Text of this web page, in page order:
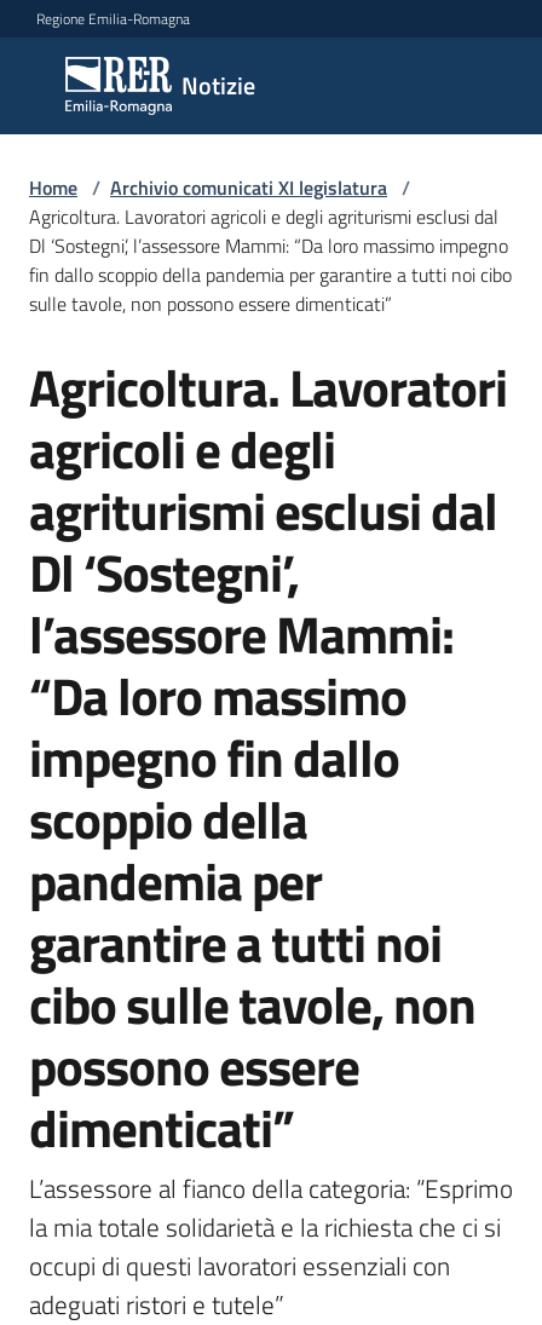
Vai al contenuto
Vai alla navigazione
Vai al footer
Regione Emilia-Romagna
Notizie
Notizie
Comunicati
stampa
Cerca
un
Risorse
Agenzia
di
informazione
e
comunicazione
Seguici
su
Home / Archivio comunicati XI legislatura /
Agricoltura. Lavoratori agricoli e degli agriturismi esclusi dal
Dl ‘Sostegni’, l’assessore Mammi: “Da loro massimo impegno
fin dallo scoppio della pandemia per garantire a tutti noi cibo
sulle tavole, non possono essere dimenticati”
Salta al contenuto
Agricoltura. Lavoratori
agricoli e degli
agriturismi esclusi dal
Dl ‘Sostegni’,
l’assessore Mammi:
“Da loro massimo
impegno fin dallo
scoppio della
pandemia per
garantire a tutti noi
cibo sulle tavole, non
possono essere
dimenticati”
L’assessore al fianco della categoria: “Esprimo
la mia totale solidarietà e la richiesta che ci si
occupi di questi lavoratori essenziali con
adeguati ristori e tutele”